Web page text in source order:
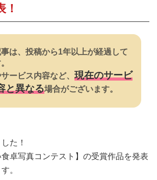
は、投稿から1年以上が経過して
ービス内容など、 現在のサービ
と異なる場合がございます。
た！
卓写真コンテスト】の受賞作品を発表
。